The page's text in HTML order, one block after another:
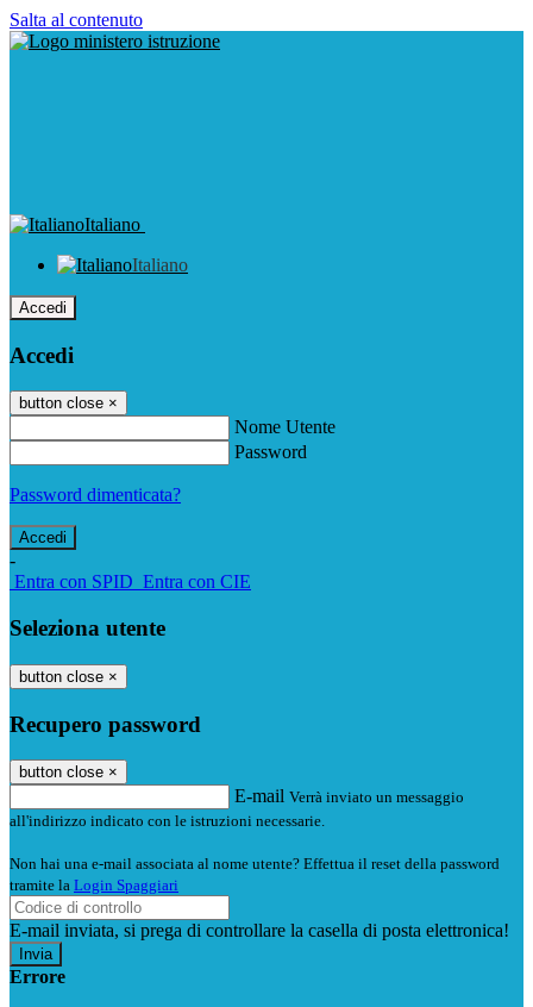
Salta al contenuto
Italiano
Italiano
Accedi
Accedi
button close ×
Nome Utente
Password
Password dimenticata?
-
Entra con SPID Entra con CIE
Seleziona utente
button close ×
Recupero password
button close ×
E-mail Verrà inviato un messaggio
all'indirizzo indicato con le istruzioni necessarie.
Non hai una e-mail associata al nome utente? Effettua il reset della password
tramite la Login Spaggiari
E-mail inviata, si prega di controllare la casella di posta elettronica!
Errore